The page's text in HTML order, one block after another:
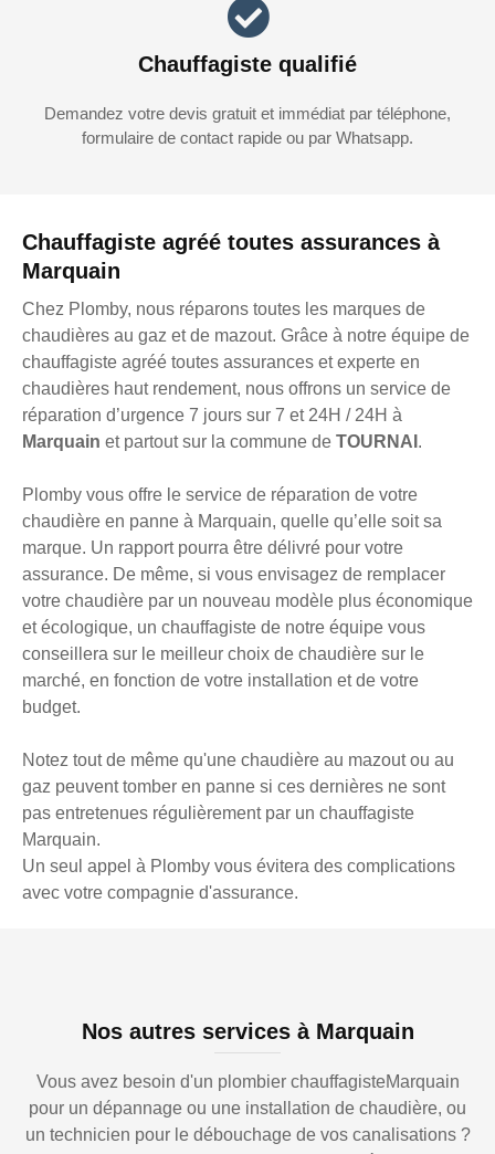
Chauffagiste agréé toutes assurances à
Marquain
Chez Plomby, nous réparons toutes les marques de
chaudières au gaz et de mazout. Grâce à notre équipe de
chauffagiste agréé toutes assurances et experte en
chaudières haut rendement, nous offrons un service de
réparation d’urgence 7 jours sur 7 et 24H / 24H à
Marquain et partout sur la commune de TOURNAI .
Plomby vous offre le service de réparation de votre
chaudière en panne à Marquain, quelle qu’elle soit sa
marque. Un rapport pourra être délivré pour votre
assurance. De même, si vous envisagez de remplacer
votre chaudière par un nouveau modèle plus économique
et écologique, un chauffagiste de notre équipe vous
conseillera sur le meilleur choix de chaudière sur le
marché, en fonction de votre installation et de votre
budget.
Notez tout de même qu'une chaudière au mazout ou au
gaz peuvent tomber en panne si ces dernières ne sont
pas entretenues régulièrement par un chauffagiste
Marquain.
Un seul appel à Plomby vous évitera des complications
avec votre compagnie d'assurance.
Chauffagiste qualifié
Demandez votre devis gratuit et immédiat par téléphone,
formulaire de contact rapide ou par Whatsapp.
Nos autres services à Marquain
Vous avez besoin d'un plombier chauffagisteMarquain
pour un dépannage ou une installation de chaudière, ou
un technicien pour le débouchage de vos canalisations ?